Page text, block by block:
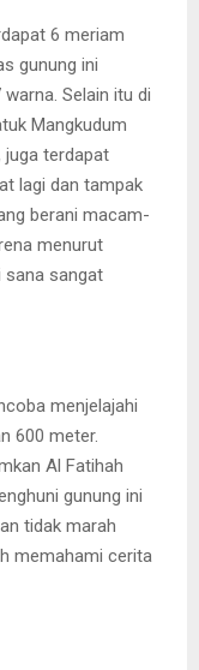
6 meriam
gunung ini
Selain itu di
Mangkudum
juga terdapat
lagi dan tampak
berani macam-
menurut
sana sangat
menjelajahi
600 meter.
Al Fatihah
gunung ini
tidak marah
memahami cerita